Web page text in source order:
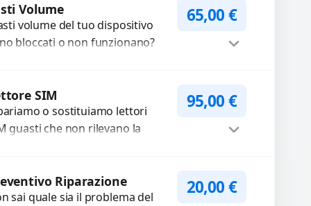
utilizzando
di...
Volume
volume del tuo dispositivo
bloccati o non funzionano?
65,00€
SIM
o sostituiamo lettori
guasti che non rilevano la
95,00€
Riparazione
sai quale sia il problema del
20,00€